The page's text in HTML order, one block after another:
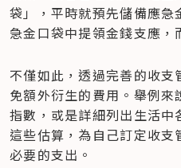
袋」，平時就預先儲備應
急金口袋中提領金錢支應，
不僅如此，透過完善的收
免額外衍生的費用。舉例
指數，或是詳細列出生活
這些估算，為自己訂定收
必要的支出。